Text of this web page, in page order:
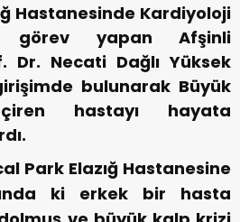
Hastanesinde Kardiyoloji
görev yapan Afşinli
Dr. Necati Dağlı Yüksek
bulunarak Büyük
hastayı hayata
Park Elazığ Hastanesine
ki erkek bir hasta